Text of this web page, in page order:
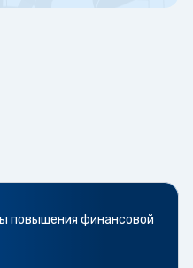
повышения финансовой